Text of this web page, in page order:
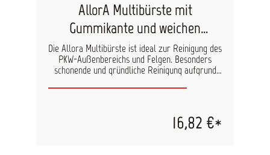
AllorA Multibürste mit
Gummikante und weichen
Borsten
Die Allora Multibürste ist ideal zur Reinigung des
PKW-Außenbereichs und Felgen. Besonders
schonende und gründliche Reinigung aufgrund
Maße: ca. 310 x 75 x 78mm
16,82 €*